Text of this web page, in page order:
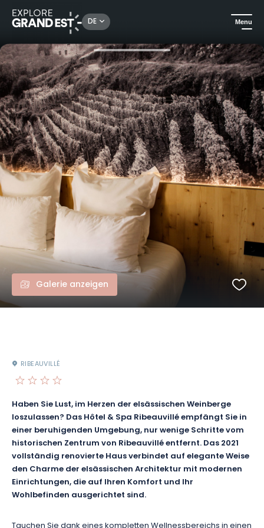
DE Menu
Sehenswertes in der Region Grand Est Hotel & Spa Ribeauvillé - Entspannender Aufenthalt
Galerie anzeigen
RIBEAUVILLÉ
Haben Sie Lust, im Herzen der elsässischen Weinberge
loszulassen? Das Hôtel & Spa Ribeauvillé empfängt Sie in
einer beruhigenden Umgebung, nur wenige Schritte vom
historischen Zentrum von Ribeauvillé entfernt. Das 2021
vollständig renovierte Haus verbindet auf elegante Weise
den Charme der elsässischen Architektur mit modernen
Einrichtungen, die auf Ihren Komfort und Ihr
Wohlbefinden ausgerichtet sind.